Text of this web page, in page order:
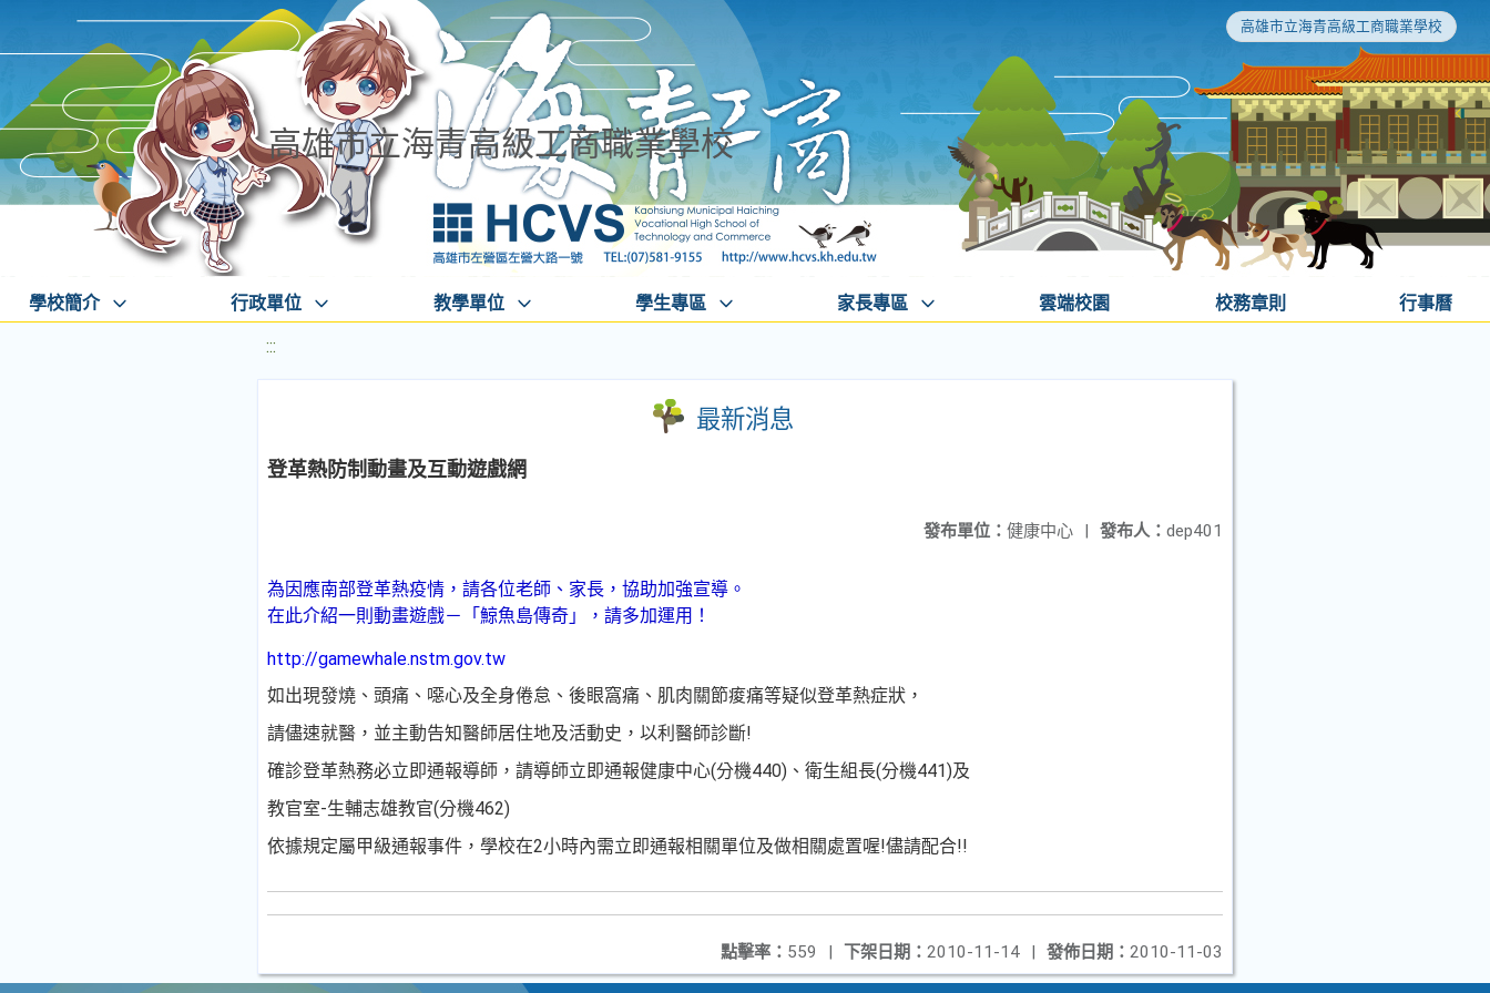
高雄市立海青高級工商職業學校
高雄市立海青高級工商職業學校
學校簡介 行政單位 教學單位 學生專區 家長專區 雲端校園 校務章則 行事曆
:::
最新消息
登革熱防制動畫及互動遊戲網
發布人： dep401
發布單位： 健康中心 |
為因應南部登革熱疫情，請各位老師、家長，協助加強宣導。
在此介紹一則動畫遊戲－「鯨魚島傳奇」，請多加運用！
http://gamewhale.nstm.gov.tw
如出現發燒、頭痛、噁心及全身倦怠、後眼窩痛、肌肉關節痠痛等疑似登革熱症狀，
請儘速就醫，並主動告知醫師居住地及活動史，以利醫師診斷!
確診登革熱務必立即通報導師，請導師立即通報健康中心(分機440)、衛生組長(分機441)及
教官室-生輔志雄教官(分機462)
依據規定屬甲級通報事件，學校在2小時內需立即通報相關單位及做相關處置喔!儘請配合!!
發佈日期： 2010-11-03
下架日期： 2010-11-14 |
點擊率： 559 |